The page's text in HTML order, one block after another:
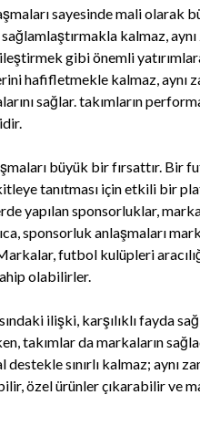
sayesinde mali olarak
kalmaz,
gibi önemli
hafifletmekle kalmaz, aynı
sağlar. takımların
büyük bir fırsattır. Bir
tanıtması için etkili bir
yapılan sponsorluklar,
sponsorluk anlaşmaları
futbol kulüpleri
olabilirler.
ilişki, karşılıklı fayda
takımlar da markaların
sınırlı kalmaz; aynı
özel ürünler çıkarabilir ve